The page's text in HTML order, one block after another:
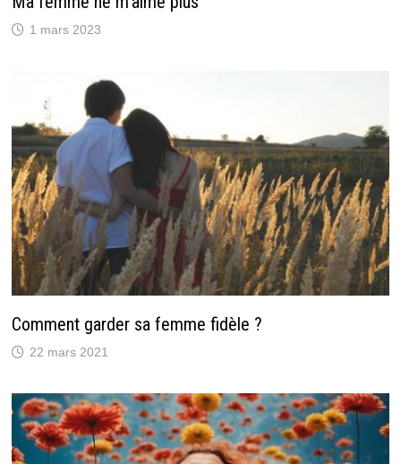
1 mars 2023
Comment garder sa femme fidèle ?
22 mars 2021